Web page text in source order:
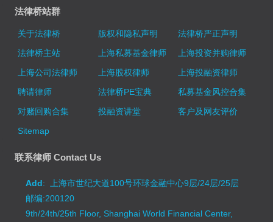
法律桥站群
关于法律桥 版权和隐私声明
法律桥严正声明
法律桥主站
上海私募基金律师
上海投资并购律师
上海公司法律师
上海股权律师
上海投融资律师
聘请律师
法律桥PE宝典
私募基金风控合集
对赌回购合集
投融资讲堂
客户及网友评价
Sitemap
联系律师 Contact Us
Add: 上海市世纪大道100号环球金融中心9层/24层/25层
邮编:200120
9th/24th/25th Floor, Shanghai World Financial Center,